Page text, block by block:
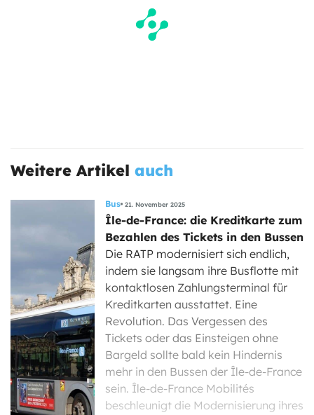
Weitere Artikel auch
Bus 21. November 2025
Île-de-France: die Kreditkarte zum
Bezahlen des Tickets in den Bussen
Die RATP modernisiert sich endlich,
indem sie langsam ihre Busflotte mit
kontaktlosen Zahlungsterminal für
Kreditkarten ausstattet. Eine
Revolution. Das Vergessen des
Tickets oder das Einsteigen ohne
Bargeld sollte bald kein Hindernis
mehr in den Bussen der Île-de-France
sein. Île-de-France Mobilités
beschleunigt die Modernisierung ihres